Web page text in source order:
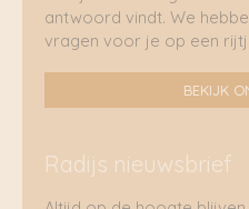
antwoord vindt. We
vragen voor je op een
BEKIJK
Radijs nieuwsbrief